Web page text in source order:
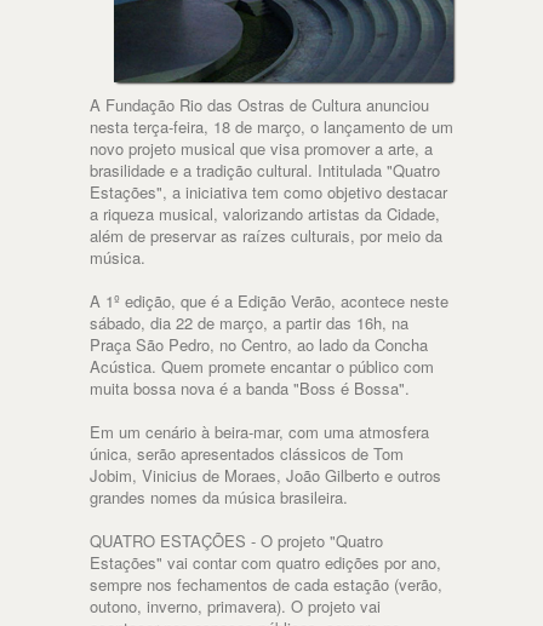
A Fundação Rio das Ostras de Cultura anunciou
nesta terça-feira, 18 de março, o lançamento de um
novo projeto musical que visa promover a arte, a
brasilidade e a tradição cultural. Intitulada "Quatro
Estações", a iniciativa tem como objetivo destacar
a riqueza musical, valorizando artistas da Cidade,
além de preservar as raízes culturais, por meio da
música.
A 1º edição, que é a Edição Verão, acontece neste
sábado, dia 22 de março, a partir das 16h, na
Praça São Pedro, no Centro, ao lado da Concha
Acústica. Quem promete encantar o público com
muita bossa nova é a banda "Boss é Bossa".
Em um cenário à beira-mar, com uma atmosfera
única, serão apresentados clássicos de Tom
Jobim, Vinicius de Moraes, João Gilberto e outros
grandes nomes da música brasileira.
QUATRO ESTAÇÕES - O projeto "Quatro
Estações" vai contar com quatro edições por ano,
sempre nos fechamentos de cada estação (verão,
outono, inverno, primavera). O projeto vai